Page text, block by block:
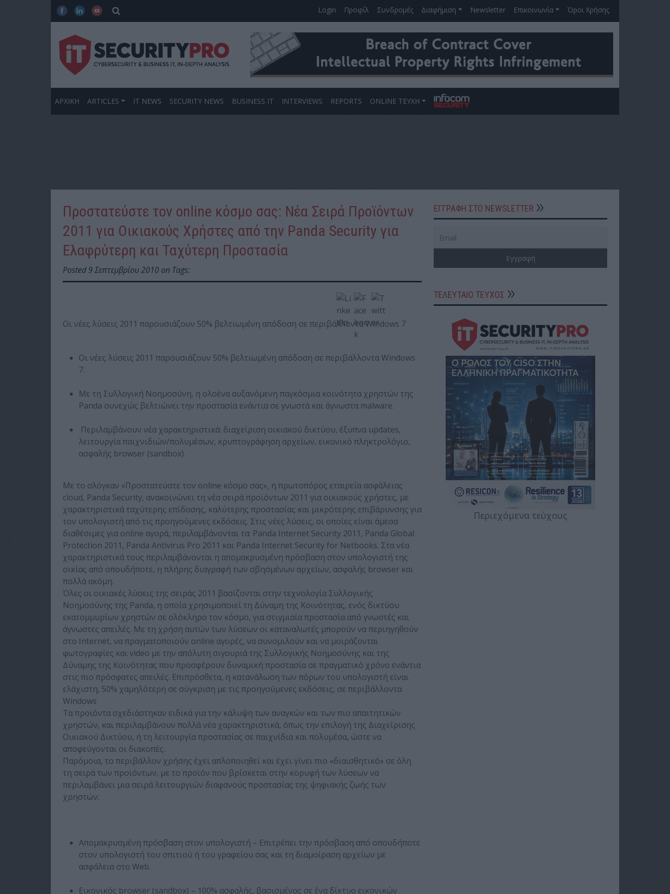
Login Προφίλ Συνδρομές Διαφήμιση Newsletter Επικοινωνία Όροι Χρήσης
ΑΡΧΙΚΗ ARTICLES IT NEWS SECURITY NEWS BUSINESS IT INTERVIEWS REPORTS ONLINE ΤΕΥΧΗ
Προστατεύστε τον online κόσμο σας: Νέα Σειρά Προϊόντων
2011 για Οικιακούς Χρήστες από την Panda Security για
Ελαφρύτερη και Ταχύτερη Προστασία
Posted 9 Σεπτεμβρίου 2010 on Tags:
Οι νέες λύσεις 2011 παρουσιάζουν 50% βελτιωμένη απόδοση σε περιβάλλοντα Windows 7
Οι νέες λύσεις 2011 παρουσιάζουν 50% βελτιωμένη απόδοση σε περιβάλλοντα Windows
7.
Με τη Συλλογική Νοημοσύνη, η ολοένα αυξανόμενη παγκόσμια κοινότητα χρηστών της
Panda συνεχώς βελτιώνει την προστασία ενάντια σε γνωστά και άγνωστα malware.
Περιλαμβάνουν νέα χαρακτηριστικά: διαχείριση οικιακού δικτύου, έξυπνα updates,
λειτουργία παιχνιδιών/πολυμέσων, κρυπτογράφηση αρχείων, εικονικό πληκτρολόγιο,
ασφαλής browser (sandbox).
Με το σλόγκαν «Προστατεύστε τον online κόσμο σας», η πρωτοπόρος εταιρεία ασφάλειας
cloud, Panda Security, ανακοινώνει τη νέα σειρά προϊόντων 2011 για οικιακούς χρήστες, με
χαρακτηριστικά ταχύτερης επίδοσης, καλύτερης προστασίας και μικρότερης επιβάρυνσης για
τον υπολογιστή από τις προηγούμενες εκδόσεις. Στις νέες λύσεις, οι οποίες είναι άμεσα
διαθέσιμες για online αγορά, περιλαμβάνονται τα: Panda Internet Security 2011, Panda Global
Protection 2011, Panda Antivirus Pro 2011 και Panda Internet Security for Netbooks. Στα νέα
χαρακτηριστικά τους περιλαμβάνονται η απομακρυσμένη πρόσβαση στον υπολογιστή της
οικίας από οπουδήποτε, η πλήρης διαγραφή των σβησμένων αρχείων, ασφαλής browser και
πολλά ακόμη.
Όλες οι οικιακές λύσεις της σειράς 2011 βασίζονται στην τεχνολογία Συλλογικής
Νοημοσύνης της Panda, η οποία χρησιμοποιεί τη Δύναμη της Κοινότητας, ενός δικτύου
εκατομμυρίων χρηστών σε ολόκληρο τον κόσμο, για στιγμιαία προστασία από γνωστές και
άγνωστες απειλές. Με τη χρήση αυτών των λύσεων οι καταναλωτές μπορούν να περιηγηθούν
στο Internet, να πραγματοποιούν online αγορές, να συνομιλούν και να μοιράζονται
φωτογραφίες και video με την απόλυτη σιγουριά της Συλλογικής Νοημοσύνης και της
Δύναμης της Κοινότητας που προσφέρουν δυναμική προστασία σε πραγματικό χρόνο ενάντια
στις πιο πρόσφατες απειλές. Επιπρόσθετα, η κατανάλωση των πόρων του υπολογιστή είναι
ελάχιστη, 50% χαμηλότερη σε σύγκριση με τις προηγούμενες εκδόσεις, σε περιβάλλοντα
Windows
Τα προϊόντα σχεδιάστηκαν ειδικά για την κάλυψη των αναγκών και των πιο απαιτητικών
χρηστών, και περιλαμβάνουν πολλά νέα χαρακτηριστικά, όπως την επιλογή της Διαχείρισης
Οικιακού Δικτύου, ή τη λειτουργία προστασίας σε παιχνίδια και πολυμέσα, ώστε να
αποφεύγονται οι διακοπές.
Παρόμοια, το περιβάλλον χρήσης έχει απλοποιηθεί και έχει γίνει πιο «διαισθητικό» σε όλη
τη σειρά των προϊόντων, με το προϊόν που βρίσκεται στην κορυφή των λύσεων να
περιλαμβάνει μια σειρά λειτουργιών διαφανούς προστασίας της ψηφιακής ζωής των
χρηστών:
Απομακρυσμένη πρόσβαση στον υπολογιστή – Επιτρέπει την πρόσβαση από οπουδήποτε
στον υπολογιστή του σπιτιού ή του γραφείου σας και τη διαμοίραση αρχείων με
ασφάλεια στο Web.
Εικονικός browser (sandbox) – 100% ασφαλής, βασισμένος σε ένα δίκτυο εικονικών
ΕΓΓΡΑΦΗ ΣΤΟ NEWSLETTER
ΤΕΛΕΥΤΑΙΟ ΤΕΥΧΟΣ
Περιεχόμενα τεύχους